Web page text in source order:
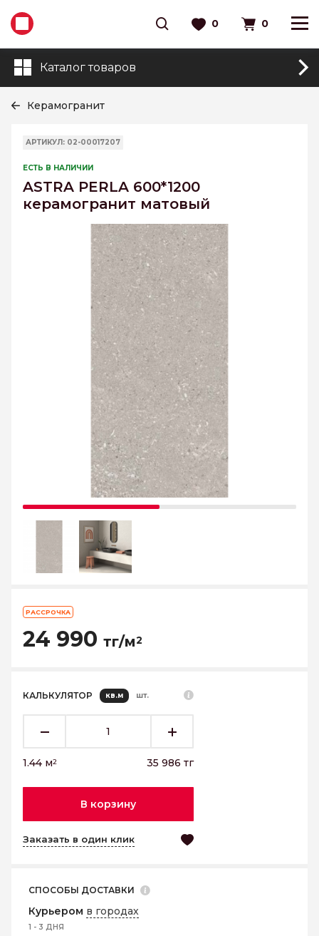
0 0
Каталог товаров
Керамогранит
АРТИКУЛ: 02-00017207
ЕСТЬ В НАЛИЧИИ
ASTRA PERLA 600*1200
керамогранит матовый
РАССРОЧКА
24 990 тг/м2
КАЛЬКУЛЯТОР кв.м шт.
1.44 м2 35 986 тг
В корзину
Заказать в один клик
СПОСОБЫ ДОСТАВКИ
Курьером в городах
1 - 3 ДНЯ